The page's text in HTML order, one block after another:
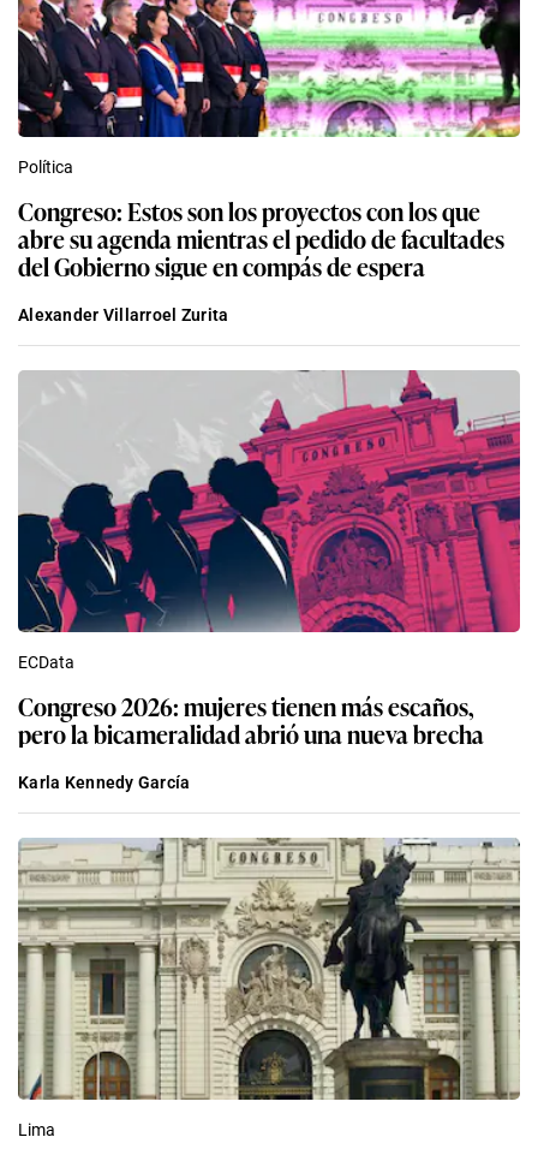
Política
Congreso: Estos son los proyectos con los que
abre su agenda mientras el pedido de facultades
del Gobierno sigue en compás de espera
Alexander Villarroel Zurita
ECData
Congreso 2026: mujeres tienen más escaños,
pero la bicameralidad abrió una nueva brecha
Karla Kennedy García
Lima